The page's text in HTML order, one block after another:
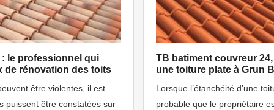
le professionnel qui
de rénovation des toits
être violentes, il est
puissent être constatées sur
TB batiment couvreur
une toiture plate à Grun
Lorsque l’étanchéité d’une
probable que le propriétaire